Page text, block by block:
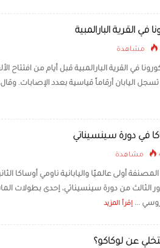
القرية البارالمبية
في القرية البارالمبية قبل أيام من افتتاح
اليابان أرقاماً قياسية بعدد الإصابات.
في دورة سينسيناتي
أولى عالميًا واليابانية ناومي أوساكا
الثالث من دورة سينسيناتي، إحدى بطولات
... إقرأ المزيد
عن لوكاكو؟